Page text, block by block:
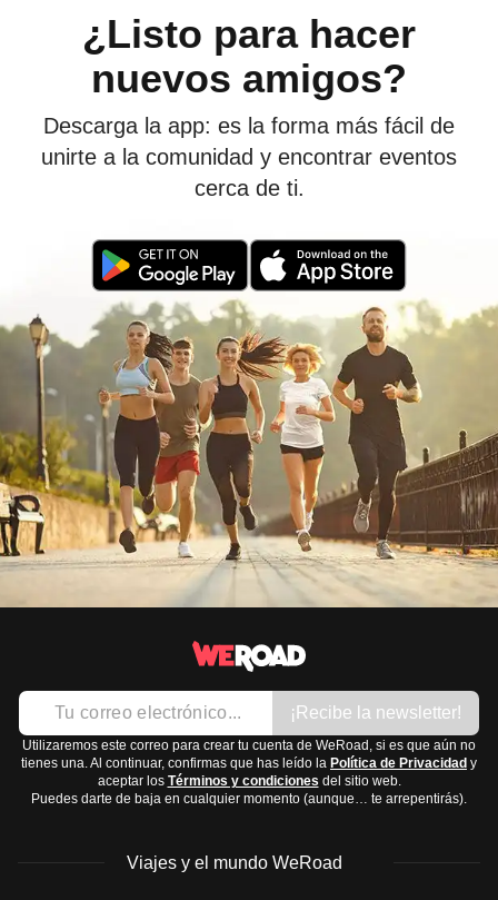
¿Listo para hacer
nuevos amigos?
Descarga la app: es la forma más fácil de
unirte a la comunidad y encontrar eventos
cerca de ti.
¡Recibe la newsletter!
Utilizaremos este correo para crear tu cuenta de WeRoad, si es que aún no
tienes una. Al continuar, confirmas que has leído la Política de Privacidad y
aceptar los Términos y condiciones del sitio web.
Puedes darte de baja en cualquier momento (aunque… te arrepentirás).
Viajes y el mundo WeRoad